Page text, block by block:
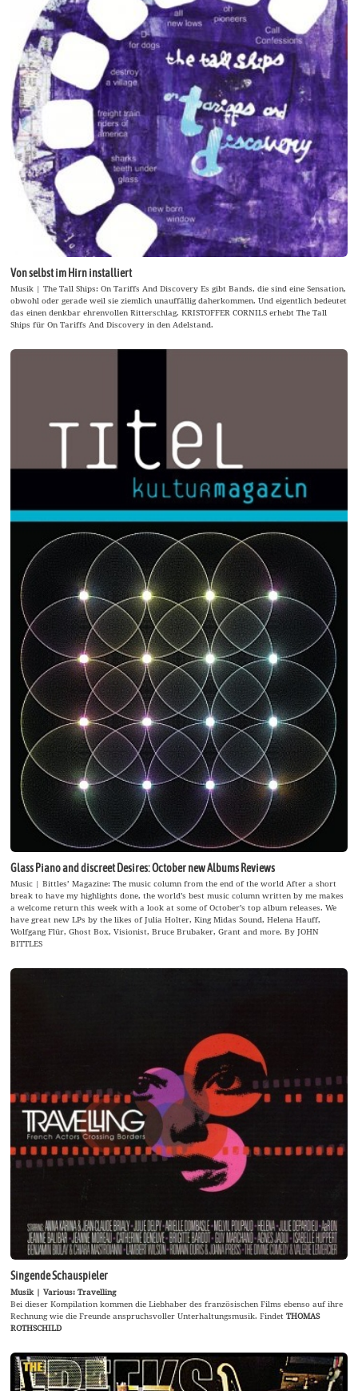
Von selbst im Hirn installiert
Musik | The Tall Ships: On Tariffs And Discovery Es gibt Bands, die sind eine Sensation,
obwohl oder gerade weil sie ziemlich unauffällig daherkommen. Und eigentlich bedeutet
das einen denkbar ehrenvollen Ritterschlag. KRISTOFFER CORNILS erhebt The Tall
Ships für On Tariffs And Discovery in den Adelstand.
Glass Piano and discreet Desires: October new Albums Reviews
Music | Bittles’ Magazine: The music column from the end of the world After a short
break to have my highlights done, the world’s best music column written by me makes
a welcome return this week with a look at some of October’s top album releases. We
have great new LPs by the likes of Julia Holter, King Midas Sound, Helena Hauff,
Wolfgang Flür, Ghost Box, Visionist, Bruce Brubaker, Grant and more. By JOHN
BITTLES
Singende Schauspieler
Musik | Various: Travelling
Bei dieser Kompilation kommen die Liebhaber des französischen Films ebenso auf ihre
Rechnung wie die Freunde anspruchsvoller Unterhaltungsmusik. FindetTHOMAS
ROTHSCHILD